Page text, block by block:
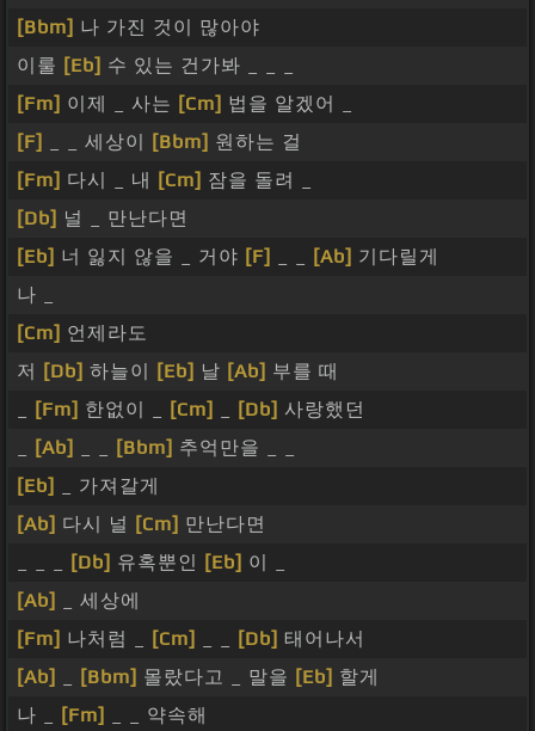
[Bbm] 나 가진 것이 많아야
이룰 [Eb] 수 있는 건가봐 _ _ _
[Fm] 이제 _ 사는 [Cm] 법을 알겠어 _
[F]
_ _ 세상이 [Bbm] 원하는 걸
[Fm] 다시 _ 내 [Cm] 잠을 돌려 _
[Db] 널 _ 만난다면
[Eb] 너 잃지 않을 _ 거야 [F] [Ab] 기다릴게
나 _
[Cm] 언제라도
저
[Db] 하늘이 [Eb] 날 [Ab] 부를 때
[Fm] 한없이 _ [Cm] [Db] 사랑했던
[Ab] [Bbm] 추억만을 _ _
[Eb]
_ 가져갈게
[Ab] 다시 널 [Cm] 만난다면
[Db] 유혹뿐인 [Eb] 이 _
[Ab]
_ 세상에
[Fm] 나처럼 _ [Cm] [Db] 태어나서
[Ab]
[Bbm] 몰랐다고 _ 말을 [Eb] 할게
나 _
[Fm] _ _ 약속해